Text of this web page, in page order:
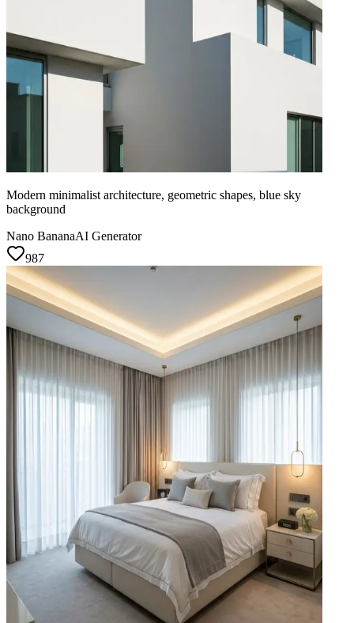
Modern minimalist architecture, geometric shapes, blue sky
background
Nano BananaAI Generator
987